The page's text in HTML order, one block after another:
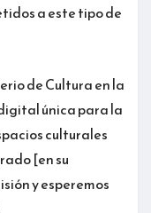
a este tipo de
de Cultura en la
única para la
culturales
[en su
y esperemos